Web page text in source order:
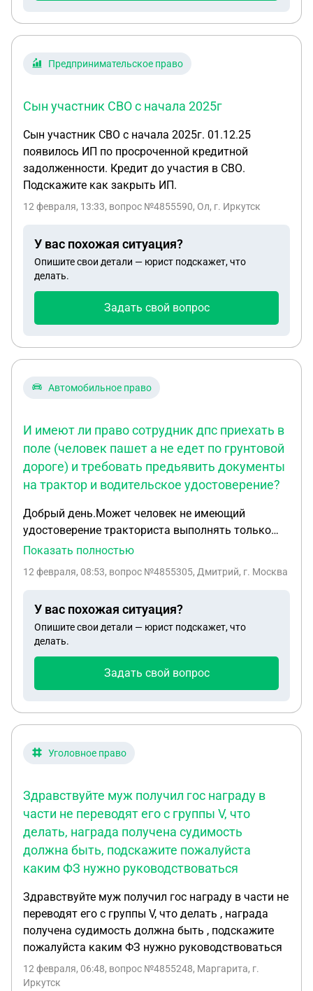
Предпринимательское право
Сын участник СВО с начала 2025г
Сын участник СВО с начала 2025г. 01.12.25
появилось ИП по просроченной кредитной
задолженности. Кредит до участия в СВО.
Подскажите как закрыть ИП.
12 февраля, 13:33, вопрос №4855590, Ол, г. Иркутск
У вас похожая ситуация?
Опишите свои детали — юрист подскажет, что
делать.
Задать свой вопрос
Автомобильное право
И имеют ли право сотрудник дпс приехать в
поле (человек пашет а не едет по грунтовой
дороге) и требовать предьявить документы
на трактор и водительское удостоверение?
Добрый день.Может человек не имеющий
удостоверение тракториста выполнять только
полевые работы не передвигаясь по дорогам
сотрудник дпс приехать в поле (человек пашет а
предьявить документы на трактор и
водительское удостоверение?Спасибо!
Показать полностью
12 февраля, 08:53, вопрос №4855305, Дмитрий, г. Москва
У вас похожая ситуация?
Опишите свои детали — юрист подскажет, что
делать.
Задать свой вопрос
Уголовное право
Здравствуйте муж получил гос награду в
части не переводят его с группы V, что
делать, награда получена судимость
должна быть, подскажите пожалуйста
каким ФЗ нужно руководствоваться
Здравствуйте муж получил гос награду в части не
переводят его с группы V, что делать , награда
получена судимость должна быть , подскажите
пожалуйста каким ФЗ нужно руководствоваться
12 февраля, 06:48, вопрос №4855248, Маргарита, г.
Иркутск